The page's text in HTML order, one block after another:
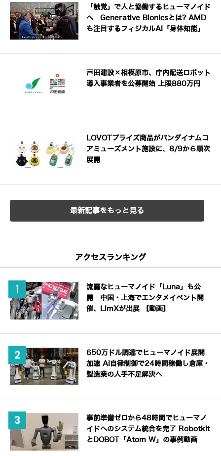
「触覚」で人と協働するヒューマノイド
へ Generative Bionicsとは? AMD
も注目するフィジカルAI「身体知能」
戸田建設×相模原市、庁内配送ロボット
導入事業者を公募開始 上限880万円
LOVOTプライズ商品がバンダイナムコ
アミューズメント施設に、8/9から順次
展開
最新記事をもっと見る
アクセスランキング
流麗なヒューマノイド「Luna」も公
開 中国・上海でエンタメイベント開
催、LimXが出展 【動画】
650万ドル調達でヒューマノイド展開
加速 AI自律制御で24時間稼働し倉庫・
製造業の人手不足解決へ
事前準備ゼロから48時間でヒューマノ
イドへのシステム統合を完了 Robotkit
とDOBOT「Atom W」の事例動画